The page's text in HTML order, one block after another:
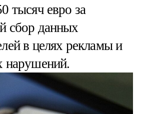
тысяч евро за
сбор данных
в целях рекламы и
нарушений.